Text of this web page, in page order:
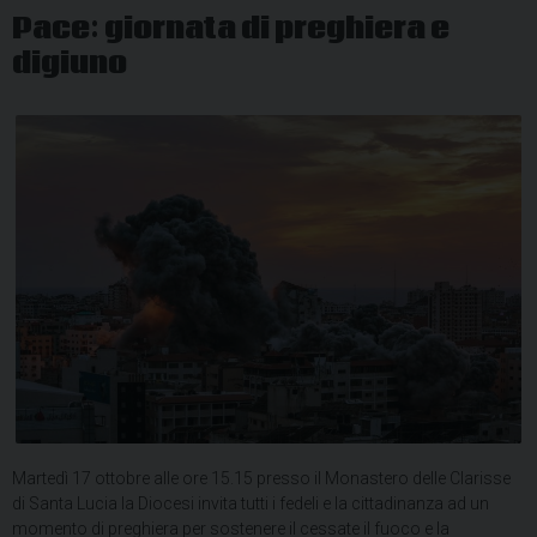
Pace: giornata di preghiera e
digiuno
Martedì 17 ottobre alle ore 15.15 presso il Monastero delle Clarisse
di Santa Lucia la Diocesi invita tutti i fedeli e la cittadinanza ad un
momento di preghiera per sostenere il cessate il fuoco e la